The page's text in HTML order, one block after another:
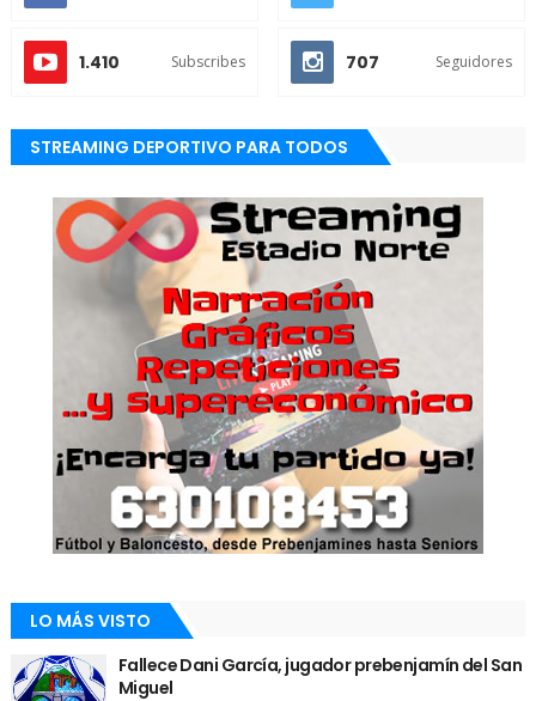
1.410 Subscribes 707 Seguidores
STREAMING DEPORTIVO PARA TODOS
LO MÁS VISTO
Fallece Dani García, jugador prebenjamín del San
Miguel